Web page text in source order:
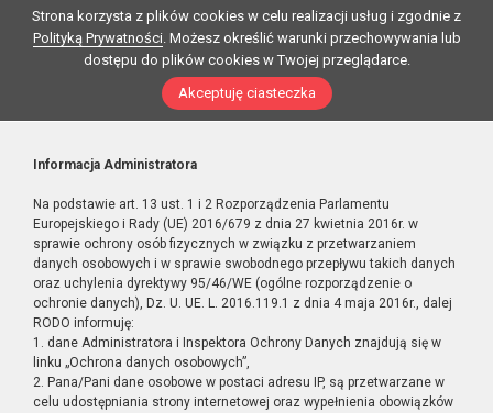
Strona korzysta z plików cookies w celu realizacji usług i zgodnie z
Polityką Prywatności. Możesz określić warunki przechowywania lub
dostępu do plików cookies w Twojej przeglądarce.
Akceptuję ciasteczka
Informacja Administratora
Na podstawie art. 13 ust. 1 i 2 Rozporządzenia Parlamentu
Europejskiego i Rady (UE) 2016/679 z dnia 27 kwietnia 2016r. w
sprawie ochrony osób fizycznych w związku z przetwarzaniem
danych osobowych i w sprawie swobodnego przepływu takich danych
oraz uchylenia dyrektywy 95/46/WE (ogólne rozporządzenie o
ochronie danych), Dz. U. UE. L. 2016.119.1 z dnia 4 maja 2016r., dalej
RODO informuję:
1. dane Administratora i Inspektora Ochrony Danych znajdują się w
linku „Ochrona danych osobowych”,
2. Pana/Pani dane osobowe w postaci adresu IP, są przetwarzane w
celu udostępniania strony internetowej oraz wypełnienia obowiązków